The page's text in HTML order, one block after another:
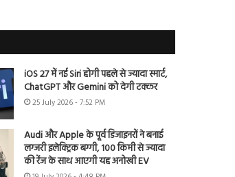
iOS 27 में नई Siri होगी पहले से ज्यादा स्मार्ट,
ChatGPT और Gemini को देगी टक्कर
25 July 2026 - 7:52 PM
Audi और Apple के पूर्व डिजाइनरों ने बनाई
लग्जरी इलेक्ट्रिक बग्गी, 100 किमी से ज्यादा
की रेंज के साथ आएगी यह अनोखी EV